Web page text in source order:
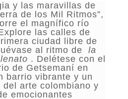
y las maravillas de
de los Mil Ritmos”,
el magnífico río
las calles de
ciudad libre de
al ritmo dela
. Delétese con el
de Getsemaní en
barrio vibrante y un
arte colombiano y
emocionantes